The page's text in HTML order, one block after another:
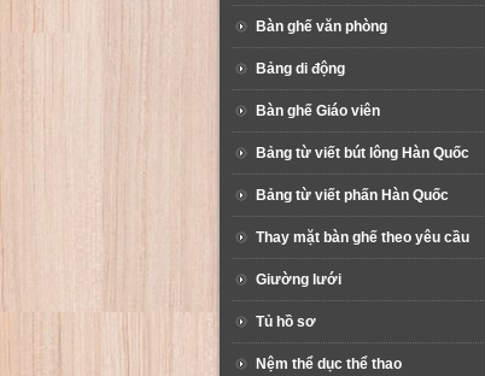
Bàn ghế văn phòng
Bảng di động
Bàn ghế Giáo viên
Bảng từ viết bút lông Hàn Quốc
Bảng từ viết phấn Hàn Quốc
Thay mặt bàn ghế theo yêu cầu
Giường lưới
Tủ hồ sơ
Nệm thể dục thể thao